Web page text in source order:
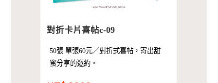
對折卡片喜帖c-09
50張 單張60元／對折式喜帖，寄出甜
蜜分享的邀約。